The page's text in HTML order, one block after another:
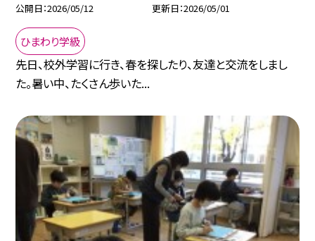
公開日 2026/05/12 更新日 2026/05/01
ひまわり学級
先日、校外学習に行き、春を探したり、友達と交流をしまし
た。暑い中、たくさん歩いた...